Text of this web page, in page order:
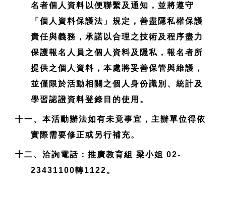
名者個人資料以便聯繫及通知，並將遵守
「個人資料保護法」規定，善盡隱私權保護
責任與義務，承諾以合理之技術及程序盡力
保護報名人員之個人資料及隱私，報名者所
提供之個人資料，本處將妥善保管與維護，
並僅限於活動相關之個人身份識別、統計及
學習認證資料登錄目的使用。
十一、本活動辦法如有未竟事宜，主辦單位得依
實際需要修正或另行補充。
十二、洽詢電話：推廣教育組 梁小姐 02-
23431100轉1122。